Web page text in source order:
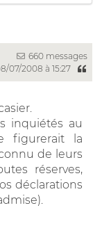
660 messages
07/2008 à 15:27
inquiétés au
figurerait la
de leurs
réserves,
déclarations